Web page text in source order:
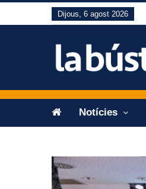
Dijous, 6 agost 2026
Notícies